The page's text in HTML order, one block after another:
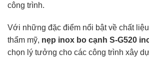
công trình.
Với những đặc điểm nổi bật về chất
thẩm mỹ, nẹp inox bo cạnh S-G520
chọn lý tưởng cho các công trình xây